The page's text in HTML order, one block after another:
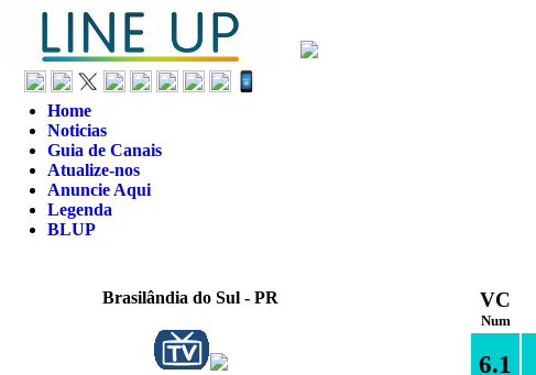
Home
Noticias
Guia de Canais
Atualize-nos
Anuncie Aqui
Legenda
BLUP
Brasilândia do Sul - PR VC
Num
6.1